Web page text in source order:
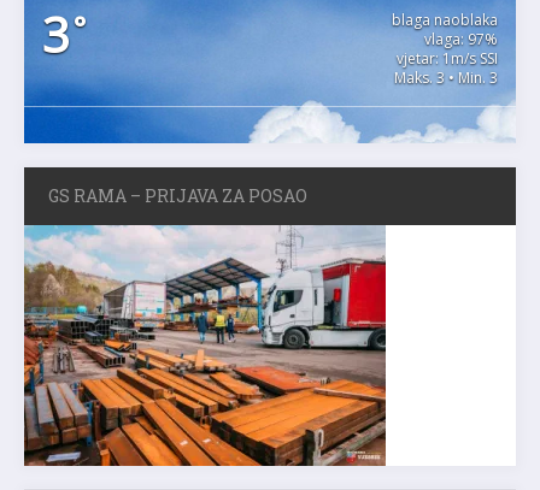
3°
blaga naoblaka
vlaga: 97%
vjetar: 1m/s SSI
Maks. 3 • Min. 3
GS RAMA – PRIJAVA ZA POSAO